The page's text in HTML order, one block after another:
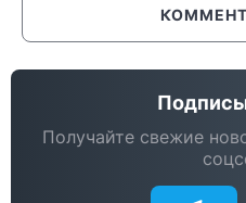
Получайте свежие